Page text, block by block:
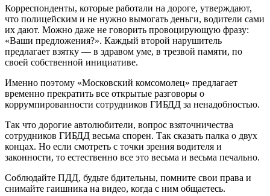
Корреспонденты, которые работали на дороге, утверждают,
что полицейским и не нужно вымогать деньги, водители сами
их дают. Можно даже не говорить провоцирующую фразу:
«Ваши предложения?». Каждый второй нарушитель
предлагает взятку — в здравом уме, в трезвой памяти, по
своей собственной инициативе.
Именно поэтому «Московский комсомолец» предлагает
временно прекратить все открытые разговоры о
коррумпированности сотрудников ГИБДД за ненадобностью.
Так что дорогие автолюбители, вопрос взяточничества
сотрудников ГИБДД весьма спорен. Так сказать палка о двух
концах. Но если смотреть с точки зрения водителя и
законности, то естественно все это весьма и весьма печально.
Соблюдайте ПДД, будьте бдительны, помните свои права и
снимайте гаишника на видео, когда с ним общаетесь.